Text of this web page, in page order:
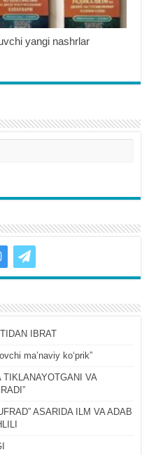
yangi nashrlar
IBRAT
maʼnaviy koʻprik”
TIKLANAYOTGANI VA
ASARIDA ILM VA ADAB